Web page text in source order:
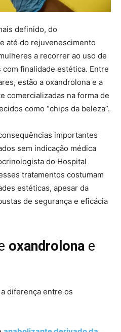
definido, do
até do rejuvenescimento
a recorrer ao uso de
finalidade estética. Entre
estão a oxandrolona e a
comercializadas na forma de
como “chips da beleza”.
importantes
sem indicação médica
do Hospital
tratamentos costumam
estéticas, apesar da
de segurança e eficácia
oxandrolona e
diferença entre os